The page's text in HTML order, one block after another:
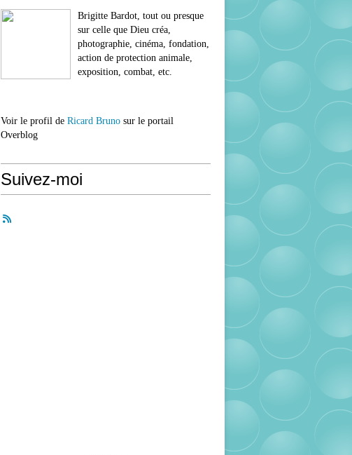
Brigitte Bardot, tout ou presque
sur celle que Dieu créa,
photographie, cinéma, fondation,
action de protection animale,
exposition, combat, etc.
Voir le profil de Ricard Bruno sur le portail
Overblog
Suivez-moi